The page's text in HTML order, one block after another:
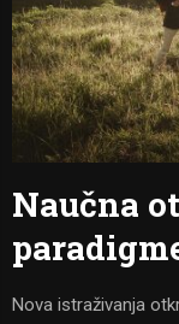
Naučna
Nova istraživanja